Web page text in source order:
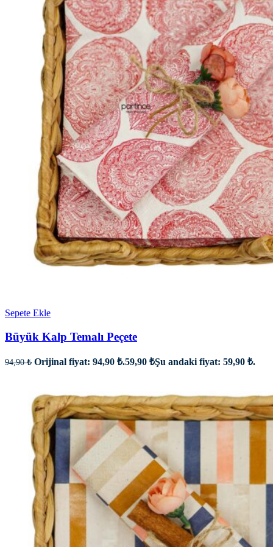
Sepete Ekle
Büyük Kalp Temalı Peçete
94,90₺ Orijinal fiyat: 94,90 ₺.59,90 ₺Şu andaki fiyat: 59,90 ₺.